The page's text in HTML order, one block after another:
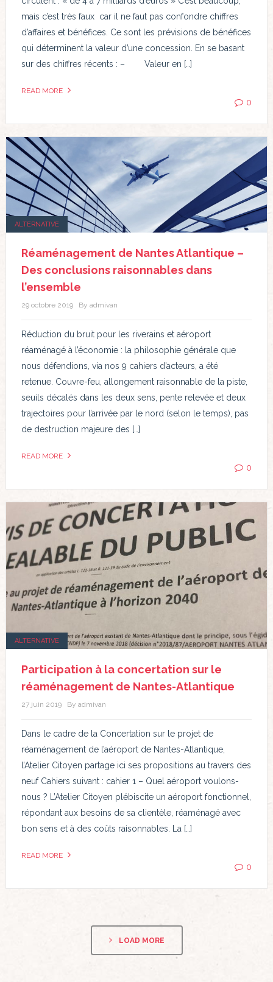
mais c’est très faux car il ne faut pas confondre chiffres
d’affaires et bénéfices. Ce sont les prévisions de bénéfices
qui déterminent la valeur d’une concession. En se basant
sur des chiffres récents : – Valeur en […]
READ MORE
0
ALTERNATIVE
Réaménagement de Nantes Atlantique –
Des conclusions raisonnables dans
l’ensemble
29 octobre 2019 By admivan
Réduction du bruit pour les riverains et aéroport
réaménagé à l’économie : la philosophie générale que
nous défendions, via nos 9 cahiers d’acteurs, a été
retenue. Couvre-feu, allongement raisonnable de la piste,
seuils décalés dans les deux sens, pente relevée et deux
trajectoires pour l’arrivée par le nord (selon le temps), pas
de destruction majeure des […]
READ MORE
0
ALTERNATIVE
Participation à la concertation sur le
réaménagement de Nantes-Atlantique
27 juin 2019 By admivan
Dans le cadre de la Concertation sur le projet de
réaménagement de l’aéroport de Nantes-Atlantique,
l’Atelier Citoyen partage ici ses propositions au travers des
neuf Cahiers suivant : cahier 1 – Quel aéroport voulons-
nous ? L’Atelier Citoyen plébiscite un aéroport fonctionnel,
répondant aux besoins de sa clientèle, réaménagé avec
bon sens et à des coûts raisonnables. La […]
READ MORE
0
LOAD MORE